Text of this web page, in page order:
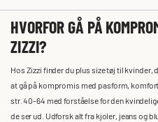
HVORFOR GÅ PÅ
ZIZZI?
Hos Zizzi finder du plus size tøj til
at gå på kompromis med pasform,
str. 40-64 med forståelse for den
de ser ud. Udforsk alt fra kjoler, jeans og